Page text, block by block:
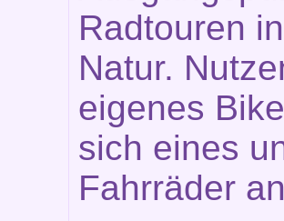
Radtouren
Natur.
eigenes
sich eines
Fahrräder